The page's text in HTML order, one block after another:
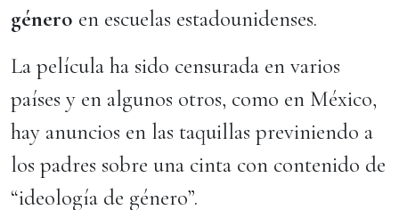
género en escuelas estadounidenses.
La película ha sido censurada en varios
países y en algunos otros, como en México,
hay anuncios en las taquillas previniendo a
los padres sobre una cinta con contenido de
“ideología de género”.